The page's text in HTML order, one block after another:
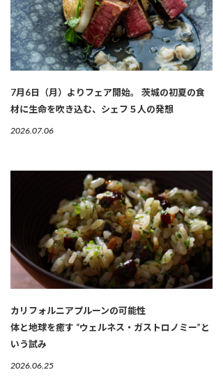
7月6日（月）よりフェア開始。 茨城の初夏の食
材に生命を吹き込む、シェフ５人の発想
2026.07.06
カリフォルニアプルーンの可能性
体と地球を癒す “ウェルネス・ガストロノミー”と
いう試み
2026.06.25